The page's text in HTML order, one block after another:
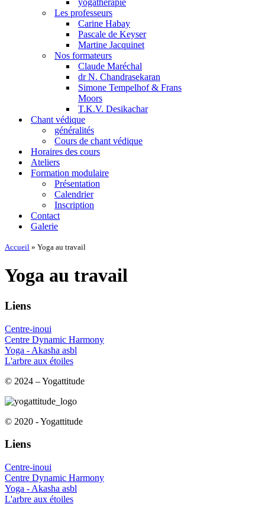
yogathérapie
Les professeurs
Carine Habay
Pascale de Keyser
Martine Jacquinet
Nos formateurs
Claude Maréchal
dr N. Chandrasekaran
Simone Tempelhof & Frans
Moors
T.K.V. Desikachar
Chant védique
généralités
Cours de chant védique
Horaires des cours
Ateliers
Formation modulaire
Présentation
Calendrier
Inscription
Contact
Galerie
Accueil » Yoga au travail
Yoga au travail
Liens
Centre-inoui
Centre Dynamic Harmony
Yoga - Akasha asbl
L'arbre aux étoiles
© 2024 – Yogattitude
© 2020 - Yogattitude
Liens
Centre-inoui
Centre Dynamic Harmony
Yoga - Akasha asbl
L'arbre aux étoiles